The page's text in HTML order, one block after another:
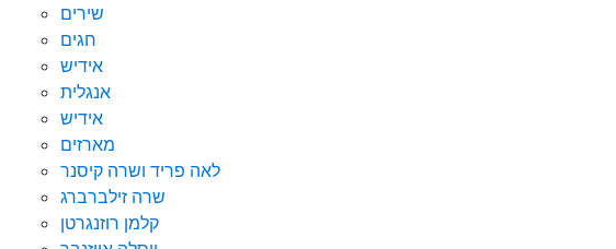
שירים
חגים
אידיש
אנגלית
אידיש
מארזים
לאה פריד ושרה קיסנר
שרה זילברברג
קלמן רוזנגרטן